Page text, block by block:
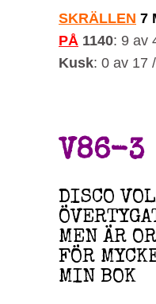
SKRÄLLEN 7
PÅ 1140: 9 av
Kusk: 0 av 17 /
V86-3
DISCO
MEN ÄR
FÖR
MIN BOK